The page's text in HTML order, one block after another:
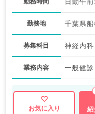
勤務地 千葉県
募集科目
業務内容 一般健
お気に入り
紹